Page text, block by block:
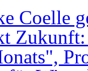
Coelle
Zukunft: